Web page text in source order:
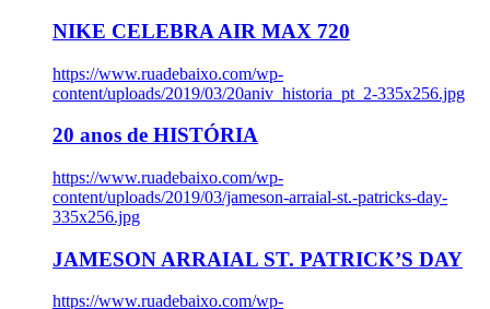
NIKE CELEBRA AIR MAX 720
https://www.ruadebaixo.com/wp-
content/uploads/2019/03/20aniv_historia_pt_2-335x256.jpg
20 anos de HISTÓRIA
https://www.ruadebaixo.com/wp-
content/uploads/2019/03/jameson-arraial-st.-patricks-day-
335x256.jpg
JAMESON ARRAIAL ST. PATRICK’S DAY
https://www.ruadebaixo.com/wp-